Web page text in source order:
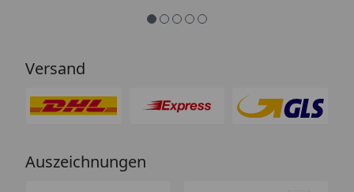
so.“
Versand
Auszeichnungen